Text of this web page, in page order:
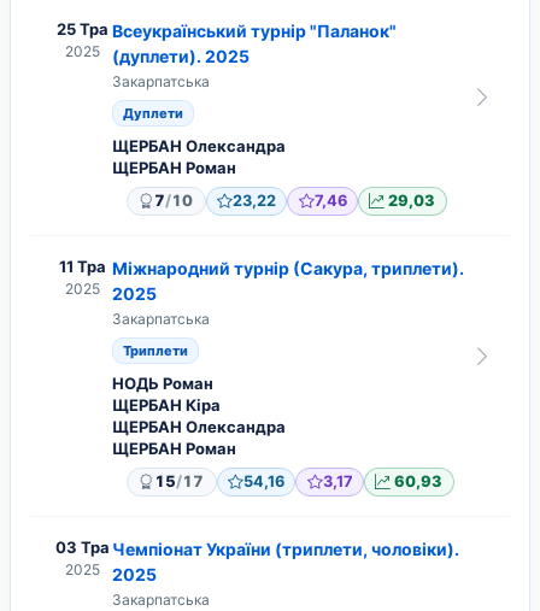
25 Тра
2025
Всеукраїнський турнір "Паланок"
(дуплети). 2025
Закарпатська
Дуплети
ЩЕРБАН Олександра
ЩЕРБАН Роман
7/10 23,22 7,46 29,03
11 Тра
2025
Міжнародний турнір (Сакура, триплети).
2025
Закарпатська
Триплети
НОДЬ Роман
ЩЕРБАН Кіра
ЩЕРБАН Олександра
ЩЕРБАН Роман
15/17 54,16 3,17 60,93
03 Тра
2025
Чемпіонат України (триплети, чоловіки).
2025
Закарпатська